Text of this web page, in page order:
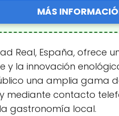
MÁS
Real, España, ofrece
la innovación
una amplia gama
contacto
gastronomía local.